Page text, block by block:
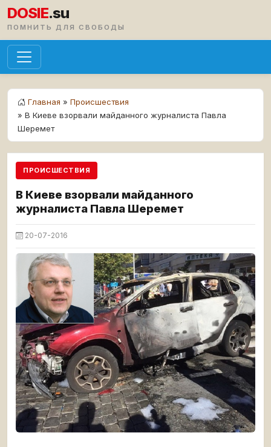
DOSIE.su
ПОМНИТЬ ДЛЯ СВОБОДЫ
Главная » Происшествия
» В Киеве взорвали майданного журналиста Павла
Шеремет
ПРОИСШЕСТВИЯ
В Киеве взорвали майданного
журналиста Павла Шеремет
20-07-2016